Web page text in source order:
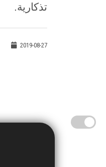
تذكارية.
2019-08-27